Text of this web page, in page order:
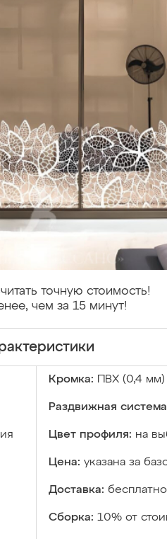
точную стоимость!
чем за 15 минут!
Кромка: ПВХ (0,4 мм)
Раздвижная
Цвет профиля: на
Цена: указана за
Доставка: бесплатно
Сборка: 10% от